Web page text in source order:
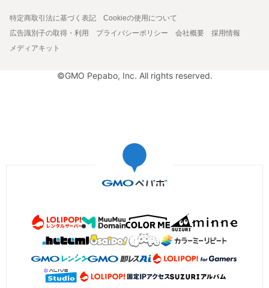
特定商取引法に基づく表記
Cookieの使用について
広告識別子の取得・利用
プライバシーポリシー 会社概要
採用情報
メディアキット
©GMO Pepabo, Inc. All rights reserved.